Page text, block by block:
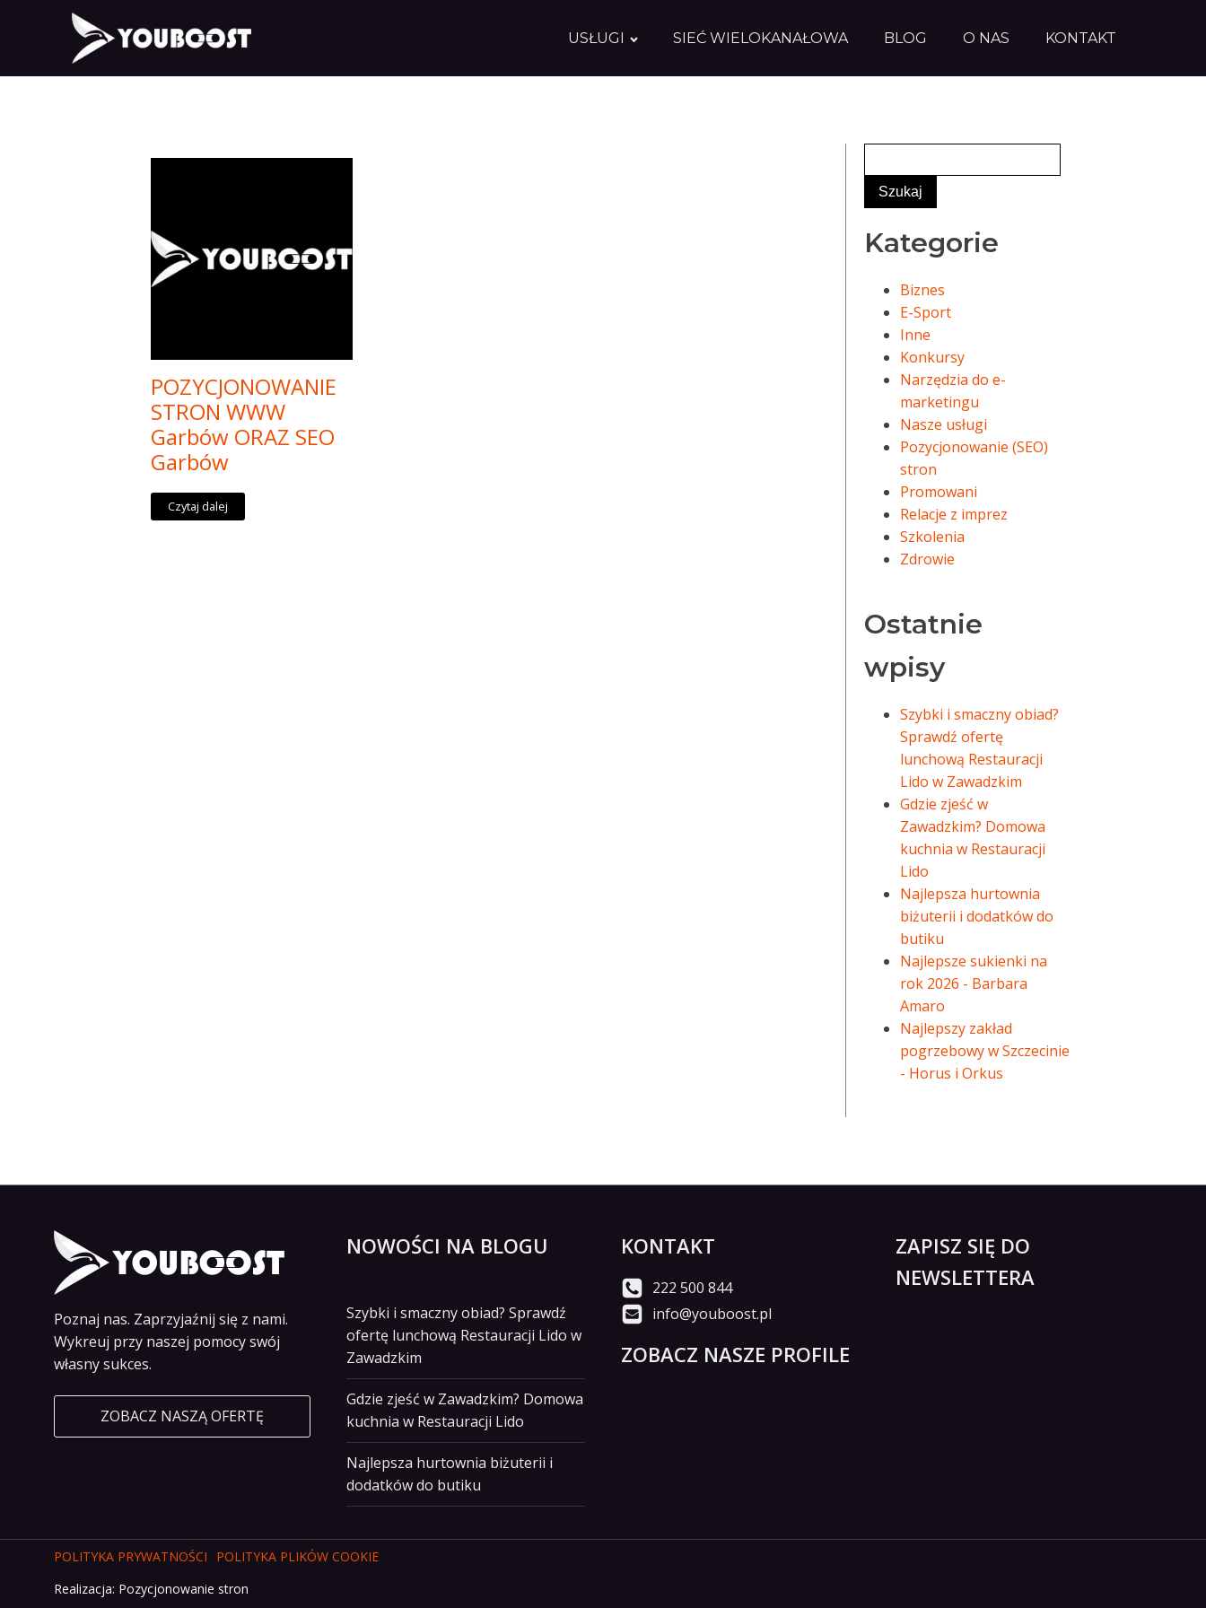
USŁUGI SIEĆ WIELOKANAŁOWA BLOG O NAS KONTAKT
POZYCJONOWANIE
STRON WWW
Garbów ORAZ SEO
Garbów
Czytaj dalej
Kategorie
Biznes
E-Sport
Inne
Konkursy
Narzędzia do e-
marketingu
Nasze usługi
Pozycjonowanie (SEO)
stron
Promowani
Relacje z imprez
Szkolenia
Zdrowie
Ostatnie
wpisy
Szybki i smaczny obiad?
Sprawdź ofertę
lunchową Restauracji
Lido w Zawadzkim
Gdzie zjeść w
Zawadzkim? Domowa
kuchnia w Restauracji
Lido
Najlepsza hurtownia
biżuterii i dodatków do
butiku
Najlepsze sukienki na
rok 2026 - Barbara
Amaro
Najlepszy zakład
pogrzebowy w Szczecinie
- Horus i Orkus
Poznaj nas. Zaprzyjaźnij się z nami.
Wykreuj przy naszej pomocy swój
własny sukces.
ZOBACZ NASZĄ OFERTĘ
NOWOŚCI NA BLOGU
Szybki i smaczny obiad? Sprawdź
ofertę lunchową Restauracji Lido w
Zawadzkim
Gdzie zjeść w Zawadzkim? Domowa
kuchnia w Restauracji Lido
Najlepsza hurtownia biżuterii i
dodatków do butiku
KONTAKT
222 500 844
info@youboost.pl
ZOBACZ NASZE PROFILE
ZAPISZ SIĘ DO
NEWSLETTERA
POLITYKA PRYWATNOŚCI
POLITYKA PLIKÓW COOKIE
Realizacja: Pozycjonowanie stron